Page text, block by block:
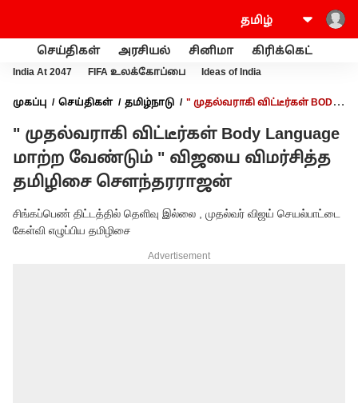
செய்திகள் அரசியல் சினிமா கிரிக்கெட்
India At 2047 FIFA உலக்கோப்பை Ideas of India
முகப்பு செய்திகள் தமிழ்நாடு
" முதல்வராகி விட்டீர்கள் BODY
சௌந்தரராஜன்
" முதல்வராகி விட்டீர்கள் Body Language
மாற்ற வேண்டும் " விஜயை விமர்சித்த
தமிழிசை சௌந்தரராஜன்
சிங்கப்பெண் திட்டத்தில் தெளிவு இல்லை , முதல்வர் விஜய் செயல்பாட்டை
கேள்வி எழுப்பிய தமிழிசை
Advertisement